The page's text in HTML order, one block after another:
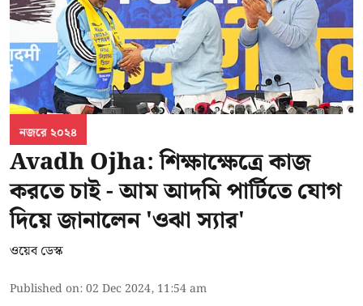
নজরে ২০২৪
Avadh Ojha: শিক্ষাক্ষেত্রে কাজ
করতে চাই - আম আদমি পার্টিতে যোগ
দিয়ে জানালেন 'ওঝা স্যার'
ওয়েব ডেস্ক
Published on:02 Dec 2024, 11:54 am